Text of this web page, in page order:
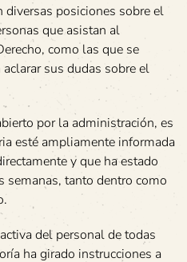
diversas posiciones sobre el
que asistan al
como las que se
sus dudas sobre el
por la administración, es
esté ampliamente informada
y que ha estado
semanas, tanto dentro como
del personal de todas
ha girado instrucciones a